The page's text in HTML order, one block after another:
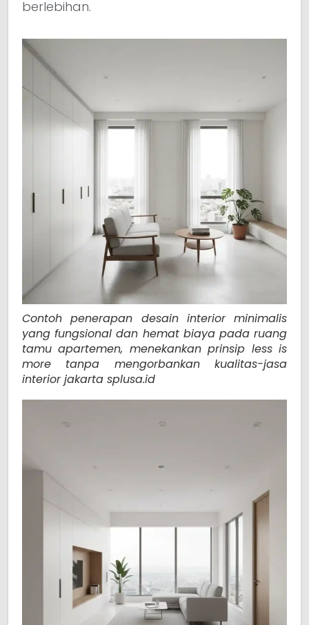
berlebihan.
Contoh penerapan desain interior minimalis
yang fungsional dan hemat biaya pada ruang
tamu apartemen, menekankan prinsip less is
more tanpa mengorbankan kualitas-jasa
interior jakarta splusa.id